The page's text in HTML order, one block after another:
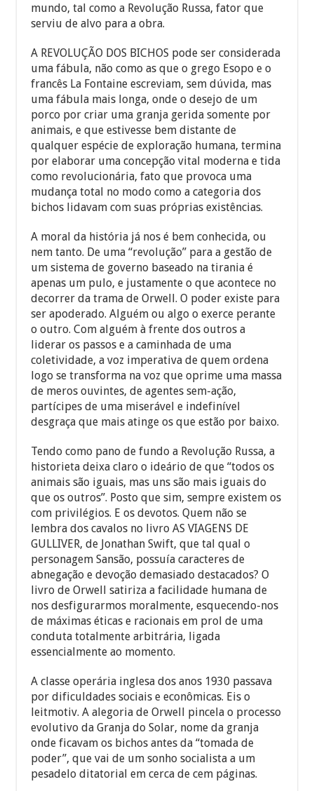
mundo, tal como a Revolução Russa, fator que
serviu de alvo para a obra.
A REVOLUÇÃO DOS BICHOS pode ser considerada
uma fábula, não como as que o grego Esopo e o
francês La Fontaine escreviam, sem dúvida, mas
uma fábula mais longa, onde o desejo de um
porco por criar uma granja gerida somente por
animais, e que estivesse bem distante de
qualquer espécie de exploração humana, termina
por elaborar uma concepção vital moderna e tida
como revolucionária, fato que provoca uma
mudança total no modo como a categoria dos
bichos lidavam com suas próprias existências.
A moral da história já nos é bem conhecida, ou
nem tanto. De uma “revolução” para a gestão de
um sistema de governo baseado na tirania é
apenas um pulo, e justamente o que acontece no
decorrer da trama de Orwell. O poder existe para
ser apoderado. Alguém ou algo o exerce perante
o outro. Com alguém à frente dos outros a
liderar os passos e a caminhada de uma
coletividade, a voz imperativa de quem ordena
logo se transforma na voz que oprime uma massa
de meros ouvintes, de agentes sem-ação,
partícipes de uma miserável e indefinível
desgraça que mais atinge os que estão por baixo.
Tendo como pano de fundo a Revolução Russa, a
historieta deixa claro o ideário de que “todos os
animais são iguais, mas uns são mais iguais do
que os outros”. Posto que sim, sempre existem os
com privilégios. E os devotos. Quem não se
lembra dos cavalos no livro AS VIAGENS DE
GULLIVER, de Jonathan Swift, que tal qual o
personagem Sansão, possuía caracteres de
abnegação e devoção demasiado destacados? O
livro de Orwell satiriza a facilidade humana de
nos desfigurarmos moralmente, esquecendo-nos
de máximas éticas e racionais em prol de uma
conduta totalmente arbitrária, ligada
essencialmente ao momento.
A classe operária inglesa dos anos 1930 passava
por dificuldades sociais e econômicas. Eis o
leitmotiv. A alegoria de Orwell pincela o processo
evolutivo da Granja do Solar, nome da granja
onde ficavam os bichos antes da “tomada de
poder”, que vai de um sonho socialista a um
pesadelo ditatorial em cerca de cem páginas.